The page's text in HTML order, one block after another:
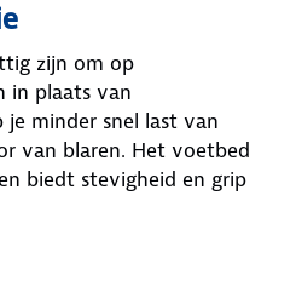
zijn om op
in plaats van
je minder snel last van
van blaren. Het voetbed
biedt stevigheid en grip